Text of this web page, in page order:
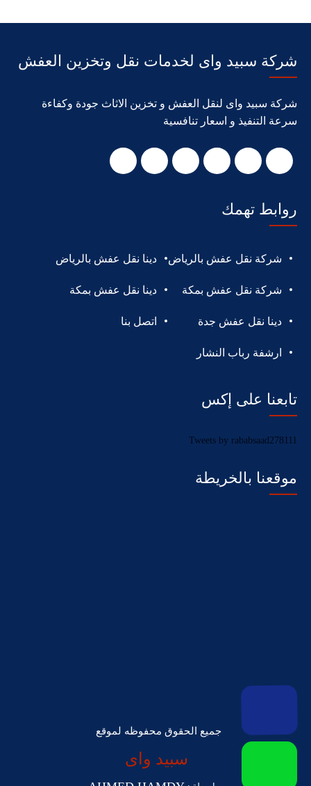
شركة سبيد واى لخدمات نقل وتخزين العفش
شركة سبيد واى لنقل العفش و تخزين الاثاث جودة وكفاءة
سرعة التنفيذ و اسعار تنافسية
روابط تهمك
شركة نقل عفش بالرياض دينا نقل عفش بالرياض
شركة نقل عفش بمكة دينا نقل عفش بمكة
دينا نقل عفش جدة اتصل بنا
ارشفة رباب النشار
تابعنا على إكس
Tweets by rababsaad278111
موقعنا بالخريطة
جميع الحقوق محفوظه لموقع
سبيد واى